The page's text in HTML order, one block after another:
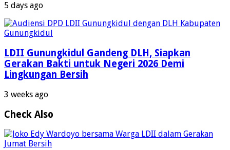
5 days ago
LDII Gunungkidul Gandeng DLH, Siapkan
Gerakan Bakti untuk Negeri 2026 Demi
Lingkungan Bersih
3 weeks ago
Check Also